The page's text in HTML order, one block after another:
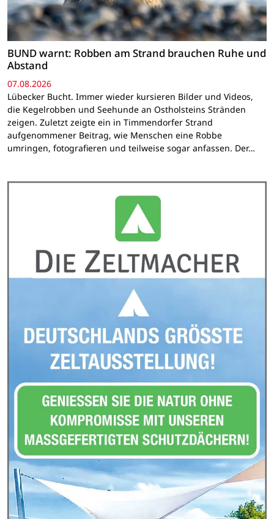
BUND warnt: Robben am Strand brauchen Ruhe und
Abstand
07.08.2026
Lübecker Bucht. Immer wieder kursieren Bilder und Videos,
die Kegelrobben und Seehunde an Ostholsteins Stränden
zeigen. Zuletzt zeigte ein in Timmendorfer Strand
aufgenommener Beitrag, wie Menschen eine Robbe
umringen, fotografieren und teilweise sogar anfassen. Der…